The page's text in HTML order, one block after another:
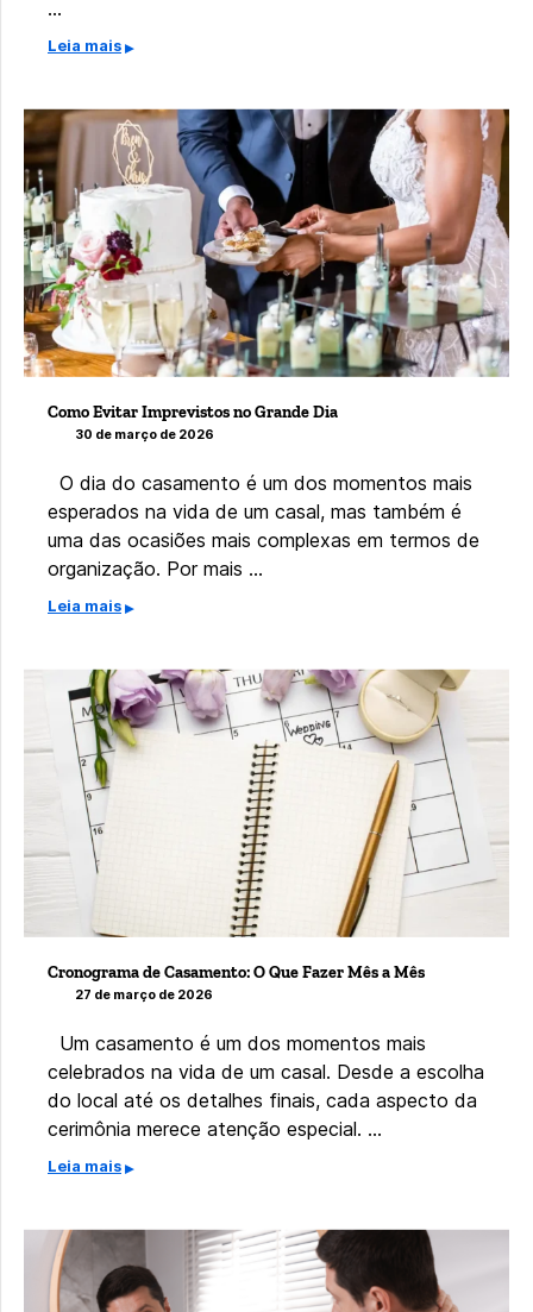
…
Leia mais
Como Evitar Imprevistos no Grande Dia
30 de março de 2026
O dia do casamento é um dos momentos mais
esperados na vida de um casal, mas também é
uma das ocasiões mais complexas em termos de
organização. Por mais …
Leia mais
Cronograma de Casamento: O Que Fazer Mês a Mês
27 de março de 2026
Um casamento é um dos momentos mais
celebrados na vida de um casal. Desde a escolha
do local até os detalhes finais, cada aspecto da
cerimônia merece atenção especial. …
Leia mais